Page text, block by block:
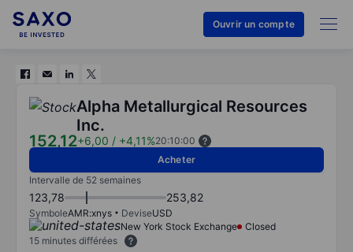
Ouvrir un compte
Alpha Metallurgical Resources
Inc.
152,12+6,00 / +4,11%20:10:00
Acheter
Intervalle de 52 semaines
123,78 253,82
SymboleAMR:xnys DeviseUSD
New York Stock Exchange
Closed
15 minutes différées